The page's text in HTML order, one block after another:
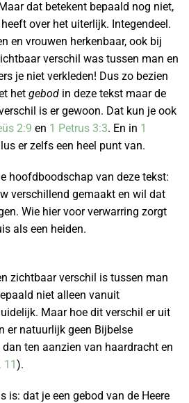
dat betekent bepaald nog niet,
over het uiterlijk. Integendeel.
en vrouwen herkenbaar, ook bij
verschil was tussen man en
je niet verkleden! Dus zo bezien
het gebod in deze tekst maar de
is er gewoon. Dat kun je ook
2:9 en 1 Petrus 3:3. En in 1
er zelfs een heel punt van.
hoofdboodschap van deze tekst:
verschillend gemaakt en wil dat
Wie hier voor verwarring zorgt
als een heiden.
zichtbaar verschil is tussen man
niet alleen vanuit
Maar hoe dit verschil er uit
er natuurlijk geen Bijbelse
ten aanzien van haardracht en
11).
is: dat je een gebod van de Heere